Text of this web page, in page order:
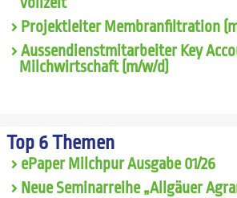
Projektleiter Membranfiltration
Aussendienstmitarbeiter Key
Milchwirtschaft (m/w/d)
Top 6 Themen
ePaper Milchpur Ausgabe 01/26
Neue Seminarreihe „Allgäuer